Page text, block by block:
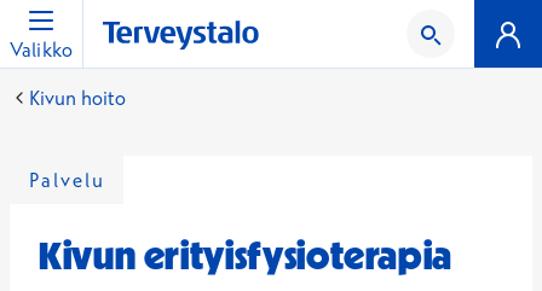
Valikko
Kivun hoito
Palvelu
Kivun erityisfysioterapia